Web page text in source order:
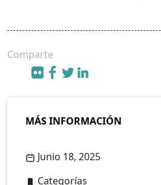
Comparte
MÁS INFORMACIÓN
Junio 18, 2025
Categorías